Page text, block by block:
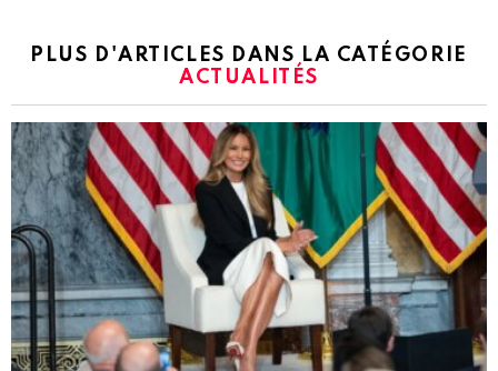
PLUS D'ARTICLES DANS LA CATÉGORIE
ACTUALITÉS